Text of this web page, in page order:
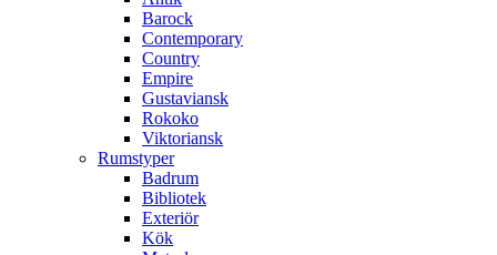
Barock
Contemporary
Country
Empire
Gustaviansk
Rokoko
Viktoriansk
Rumstyper
Badrum
Bibliotek
Exteriör
Kök